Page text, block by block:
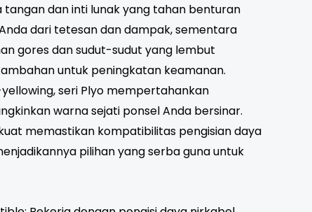
tangan dan inti lunak yang tahan benturan
dari tetesan dan dampak, sementara
gores dan sudut-sudut yang lembut
untuk peningkatan keamanan.
seri Plyo mempertahankan
warna sejati ponsel Anda bersinar.
memastikan kompatibilitas pengisian daya
pilihan yang serba guna untuk